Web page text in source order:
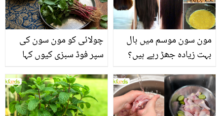
چولائی کو مون سون کی
سپر فوڈ سبزی کیوں کہا
منرلز اور اینٹی آکسیڈنٹس
سے بھرپور اس سبزی کے
مون سون موسم میں بال
بہت زیادہ جھڑ رہے ہیں؟
بنانے کے چند قدرتی طریقے